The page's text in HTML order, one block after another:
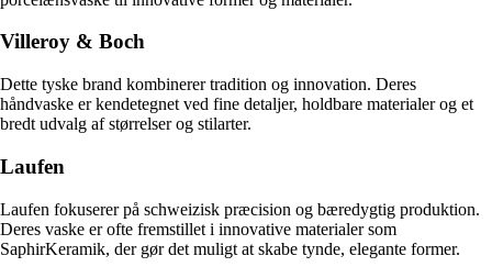
Villeroy & Boch
Dette tyske brand kombinerer tradition og innovation. Deres
håndvaske er kendetegnet ved fine detaljer, holdbare materialer og et
bredt udvalg af størrelser og stilarter.
Laufen
Laufen fokuserer på schweizisk præcision og bæredygtig produktion.
Deres vaske er ofte fremstillet i innovative materialer som
SaphirKeramik, der gør det muligt at skabe tynde, elegante former.